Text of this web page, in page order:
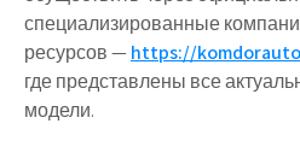
специализированные
ресурсов — https://
где представлены все
модели.